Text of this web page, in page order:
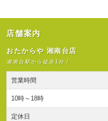
店舗案内
おたからや 湘南台店
湘南台駅から徒歩1分！
営業時間
10時～18時
定休日